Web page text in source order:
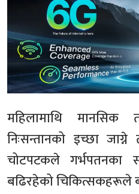
महिलामाथि मानसिक
निःसन्तानको इच्छा
चोटपटकले गर्भपतनका
बढिरहेको चिकित्सकहरूले